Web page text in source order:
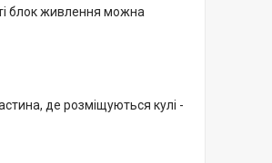
блок живлення можна
де розміщуються кулі -